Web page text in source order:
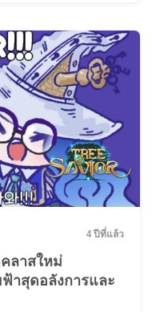
4 ปีที่แล้ว
ลาสใหม่
าสุดอลังการและ